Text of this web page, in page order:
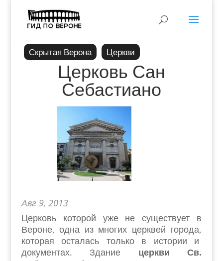
Скрытая Верона Церкви
Церковь Сан
Себастиано
Авг 9, 2013
Церковь которой уже не существует в
Вероне, одна из многих церквей города,
которая осталась только в истории и
документах. Здание церкви Св.